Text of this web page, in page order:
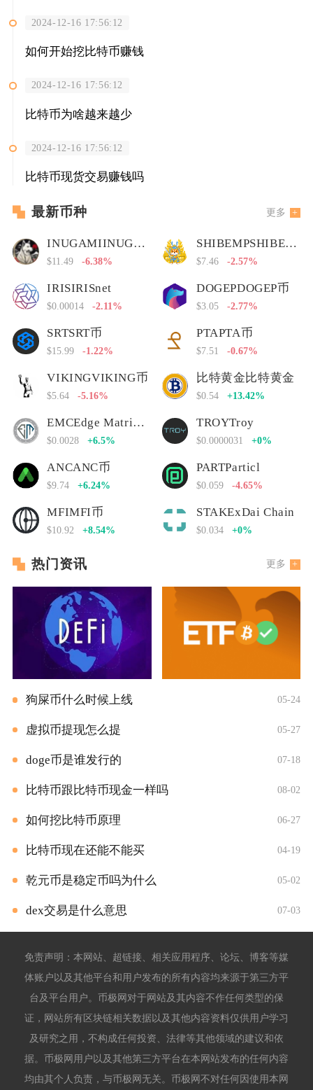
2024-12-16 17:56:12
如何开始挖比特币赚钱
2024-12-16 17:56:12
比特币为啥越来越少
2024-12-16 17:56:12
比特币现货交易赚钱吗
最新币种 更多
INUGAMIINUGAMI币
$11.49 -6.38%
SHIBEMPSHIBEMP币
$7.46 -2.57%
IRISIRISnet
$0.00014 -2.11%
DOGEPDOGEP币
$3.05 -2.77%
SRTSRT币
$15.99 -1.22%
PTAPTA币
$7.51 -0.67%
VIKINGVIKING币
$5.64 -5.16%
比特黄金比特黄金
$0.54 +13.42%
EMCEdge Matrix Chain
$0.0028 +6.5%
TROYTroy
$0.0000031 +0%
ANCANC币
$9.74 +6.24%
PARTParticl
$0.059 -4.65%
MFIMFI币
$10.92 +8.54%
STAKExDai Chain
$0.034 +0%
热门资讯 更多
狗屎币什么时候上线 05-24
虚拟币提现怎么提 05-27
doge币是谁发行的 07-18
比特币跟比特币现金一样吗 08-02
如何挖比特币原理 06-27
比特币现在还能不能买 04-19
乾元币是稳定币吗为什么 05-02
dex交易是什么意思 07-03
免责声明：本网站、超链接、相关应用程序、论坛、博客等媒
体账户以及其他平台和用户发布的所有内容均来源于第三方平
台及平台用户。币极网对于网站及其内容不作任何类型的保
证，网站所有区块链相关数据以及其他内容资料仅供用户学习
及研究之用，不构成任何投资、法律等其他领域的建议和依
据。币极网用户以及其他第三方平台在本网站发布的任何内容
均由其个人负责，与币极网无关。币极网不对任何因使用本网